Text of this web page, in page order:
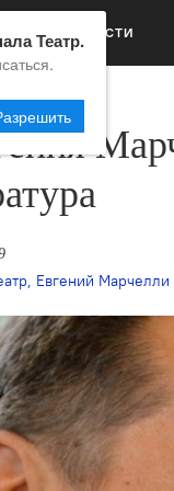
НОВОСТИ
, Евгений Марчелли
Театр.